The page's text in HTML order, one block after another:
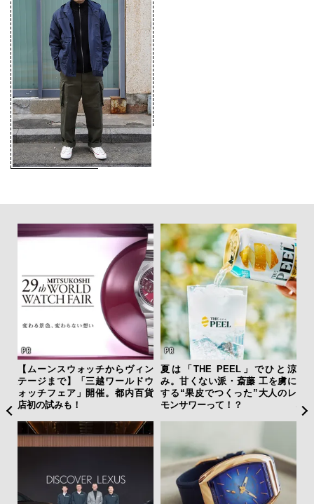
【ムーンスウォッチからヴィン
テージまで】「三越ワールドウ
ォッチフェア」開催。都内百貨
店初の試みも！
夏は「THE PEEL」でひと涼
み。甘くない派・斎藤 工を虜に
する“果皮でつくった”大人のレ
モンサワーって！？
心を